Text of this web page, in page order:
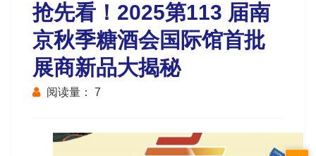
抢先看！2025第113 届南
京秋季糖酒会国际馆首批
展商新品大揭秘
阅读量： 7